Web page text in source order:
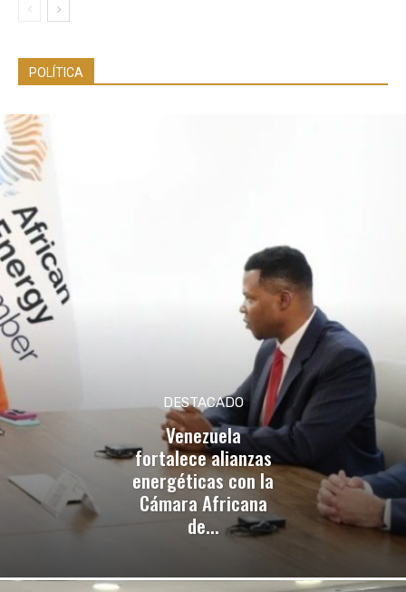
POLÍTICA
DESTACADO
Venezuela
fortalece alianzas
energéticas con la
Cámara Africana
de...